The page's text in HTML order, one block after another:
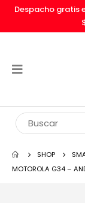
Despacho gratis
SHOP
MOTOROLA G34 –